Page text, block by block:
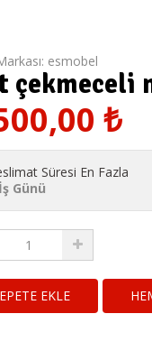
esmobel
çekmeceli
₺
Süresi En Fazla
Günü